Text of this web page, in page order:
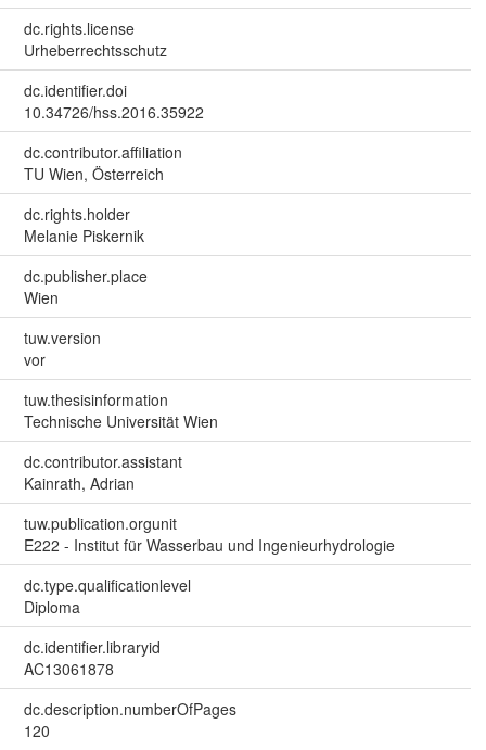
dc.rights.license
Urheberrechtsschutz
dc.identifier.doi
10.34726/hss.2016.35922
dc.contributor.affiliation
TU Wien, Österreich
dc.rights.holder
Melanie Piskernik
dc.publisher.place
Wien
tuw.version
vor
tuw.thesisinformation
Technische Universität Wien
dc.contributor.assistant
Kainrath, Adrian
tuw.publication.orgunit
E222 - Institut für Wasserbau und Ingenieurhydrologie
dc.type.qualificationlevel
Diploma
dc.identifier.libraryid
AC13061878
dc.description.numberOfPages
120